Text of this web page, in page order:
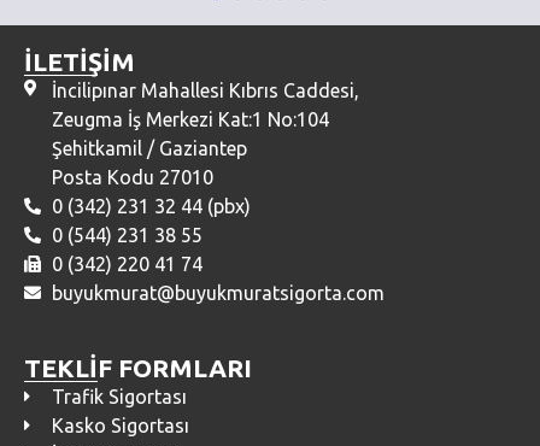
İLETİŞİM
İncilipınar Mahallesi Kıbrıs Caddesi,
Zeugma İş Merkezi Kat:1 No:104
Şehitkamil / Gaziantep
Posta Kodu 27010
0 (342) 231 32 44 (pbx)
0 (544) 231 38 55
0 (342) 220 41 74
buyukmurat@buyukmuratsigorta.com
TEKLİF FORMLARI
Trafik Sigortası
Kasko Sigortası